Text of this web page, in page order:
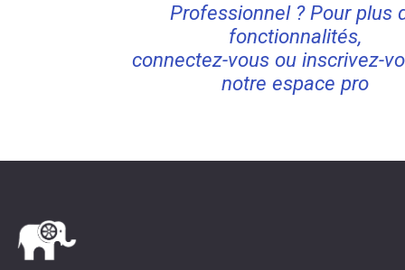
Professionnel ? Pour plus
fonctionnalités,
connectez-vous ou inscrivez-
notre espace pro